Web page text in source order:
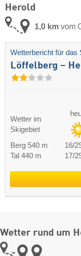
Herold
1,0 km vom
Wetterbericht für das
Löffelberg –
Wetter im
Skigebiet
Berg 540 m 16/
Tal 440 m
17/
Wetter rund um